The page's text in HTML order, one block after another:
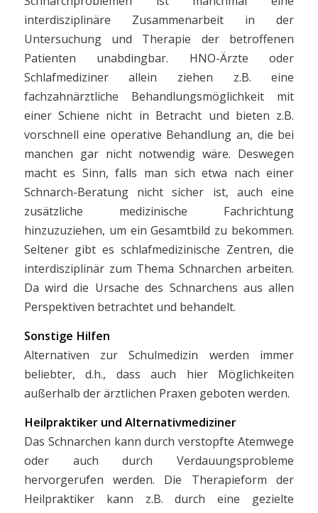
interdisziplinäre Zusammenarbeit in der
Untersuchung und Therapie der betroffenen
Patienten unabdingbar. HNO-Ärzte oder
Schlafmediziner allein ziehen z.B. eine
fachzahnärztliche Behandlungsmöglichkeit mit
einer Schiene nicht in Betracht und bieten z.B.
vorschnell eine operative Behandlung an, die bei
manchen gar nicht notwendig wäre. Deswegen
macht es Sinn, falls man sich etwa nach einer
Schnarch-Beratung nicht sicher ist, auch eine
zusätzliche medizinische Fachrichtung
hinzuzuziehen, um ein Gesamtbild zu bekommen.
Seltener gibt es schlafmedizinische Zentren, die
interdisziplinär zum Thema Schnarchen arbeiten.
Da wird die Ursache des Schnarchens aus allen
Perspektiven betrachtet und behandelt.
Sonstige Hilfen
Alternativen zur Schulmedizin werden immer
beliebter, d.h., dass auch hier Möglichkeiten
außerhalb der ärztlichen Praxen geboten werden.
Heilpraktiker und Alternativmediziner
Das Schnarchen kann durch verstopfte Atemwege
oder auch durch Verdauungsprobleme
hervorgerufen werden. Die Therapieform der
Heilpraktiker kann z.B. durch eine gezielte